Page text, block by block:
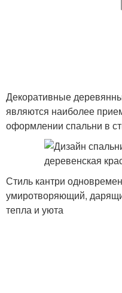
Декоративные
являются наиболее
оформлении спальни в
Стиль кантри
умиротворяющий,
тепла и уюта